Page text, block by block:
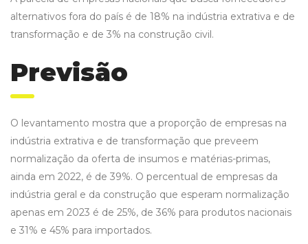
alternativos fora do país é de 18% na indústria extrativa e de
transformação e de 3% na construção civil.
Previsão
O levantamento mostra que a proporção de empresas na
indústria extrativa e de transformação que preveem
normalização da oferta de insumos e matérias-primas,
ainda em 2022, é de 39%. O percentual de empresas da
indústria geral e da construção que esperam normalização
apenas em 2023 é de 25%, de 36% para produtos nacionais
e 31% e 45% para importados.